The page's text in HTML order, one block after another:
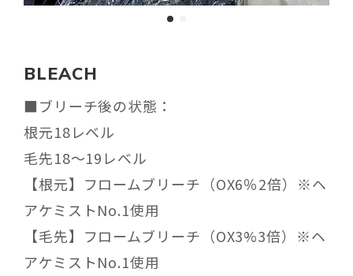
BLEACH
■ブリーチ後の状態：
根元18レベル
毛先18〜19レベル
【根元】フロームブリーチ（OX6％2倍）※ヘ
アケミストNo.1使用
【毛先】フロームブリーチ（OX3%3倍）※ヘ
アケミストNo.1使用